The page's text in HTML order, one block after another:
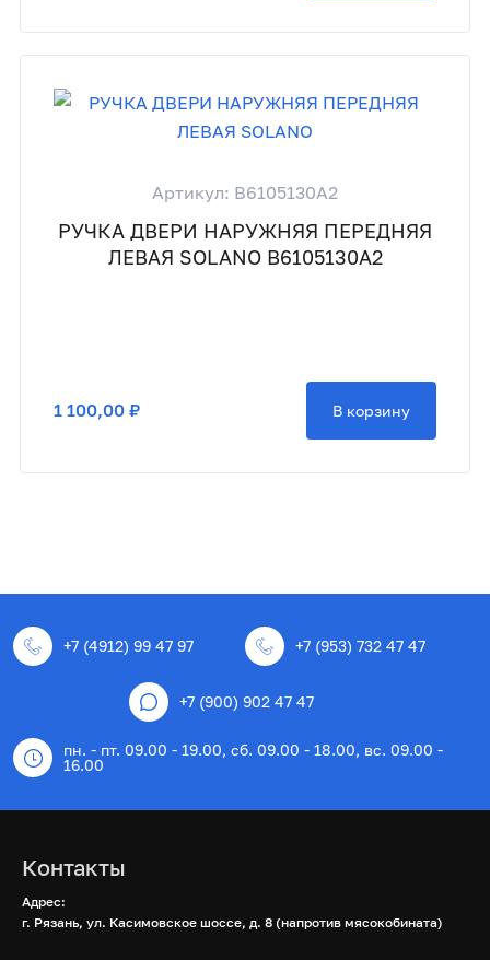
Артикул: B6105130A2
РУЧКА ДВЕРИ НАРУЖНЯЯ ПЕРЕДНЯЯ
ЛЕВАЯ SOLANO B6105130A2
1 100,00 ₽ В корзину
+7 (4912) 99 47 97 +7 (953) 732 47 47
+7 (900) 902 47 47
пн. - пт. 09.00 - 19.00, сб. 09.00 - 18.00, вс. 09.00 -
16.00
Контакты
Адрес:
г. Рязань, ул. Касимовское шоссе, д. 8 (напротив мясокобината)